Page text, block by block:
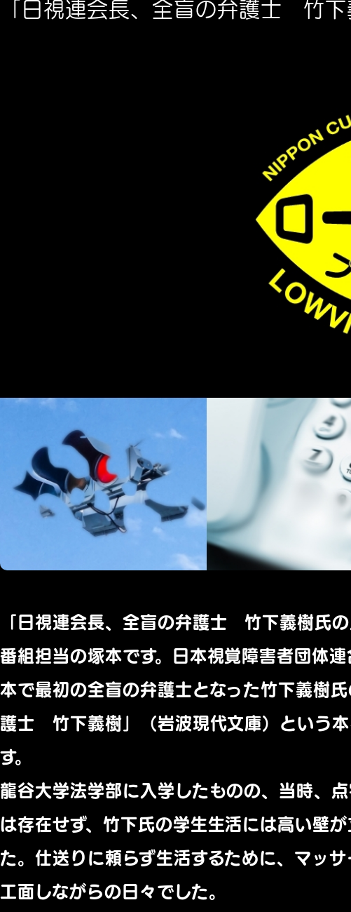
「日視連会長、全盲の弁護士 竹
「日視連会長、全盲の弁護士 竹下義樹氏
番組担当の塚本です。日本視覚障害者団体
本で最初の全盲の弁護士となった竹下義樹
護士 竹下義樹」（岩波現代文庫）という本
す。
龍谷大学法学部に入学したものの、当時、
は存在せず、竹下氏の学生生活には高い壁
た。仕送りに頼らず生活するために、マッ
工面しながらの日々でした。